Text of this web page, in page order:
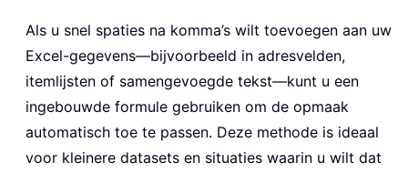
Als u snel spaties na komma’s wilt toevoegen aan uw
Excel-gegevens—bijvoorbeeld in adresvelden,
itemlijsten of samengevoegde tekst—kunt u een
ingebouwde formule gebruiken om de opmaak
automatisch toe te passen. Deze methode is ideaal
voor kleinere datasets en situaties waarin u wilt dat